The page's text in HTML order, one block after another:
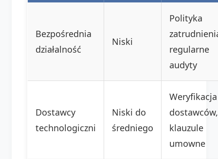
Bezpośrednia
działalność
Niski
Polityka
regularne
audyty
Dostawcy
technologiczni
Niski do
średniego
Weryfikacja
dostawców,
klauzule
umowne